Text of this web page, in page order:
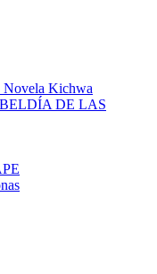
Novela Kichwa
DE LAS